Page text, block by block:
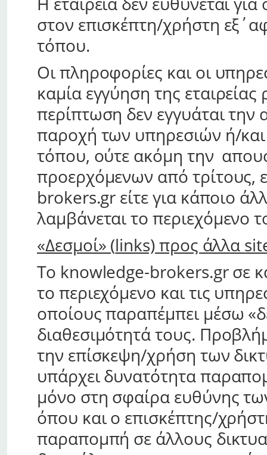
στον επισκέπτη/χρήστη
τόπου.
Οι πληροφορίες και οι
καμία εγγύηση της
περίπτωση δεν εγγυάται
παροχή των υπηρεσιών ή/
τόπου, ούτε ακόμη την
προερχόμενων από τρίτους,
brokers.gr είτε για κάποιο
λαμβάνεται το περιεχόμενο
«Δεσμοί» (links) προς άλλα
To knowledge-brokers.gr σε
το περιεχόμενο και τις
οποίους παραπέμπει μέσω
διαθεσιμότητά τους.
την επίσκεψη/χρήση των
υπάρχει δυνατότητα
μόνο στη σφαίρα ευθύνης
όπου και ο επισκέπτης/
παραπομπή σε άλλους